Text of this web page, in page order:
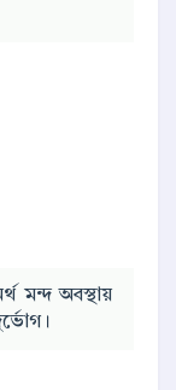
মন্দ অবস্থায়